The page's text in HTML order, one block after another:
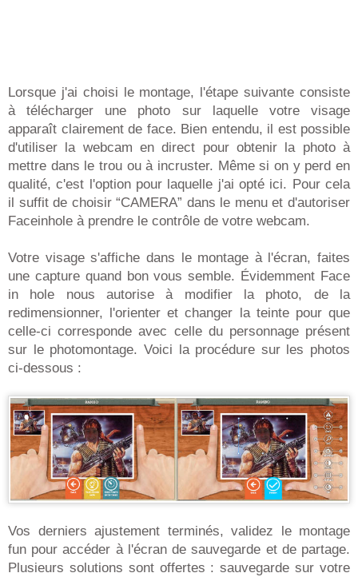
Lorsque j'ai choisi le montage, l'étape suivante consiste
à télécharger une photo sur laquelle votre visage
apparaît clairement de face. Bien entendu, il est possible
d'utiliser la webcam en direct pour obtenir la photo à
mettre dans le trou ou à incruster. Même si on y perd en
qualité, c'est l'option pour laquelle j'ai opté ici. Pour cela
il suffit de choisir “CAMERA” dans le menu et d'autoriser
Faceinhole à prendre le contrôle de votre webcam.
Votre visage s'affiche dans le montage à l'écran, faites
une capture quand bon vous semble. Évidemment Face
in hole nous autorise à modifier la photo, de la
redimensionner, l'orienter et changer la teinte pour que
celle-ci corresponde avec celle du personnage présent
sur le photomontage. Voici la procédure sur les photos
ci-dessous :
Vos derniers ajustement terminés, validez le montage
fun pour accéder à l'écran de sauvegarde et de partage.
Plusieurs solutions sont offertes : sauvegarde sur votre